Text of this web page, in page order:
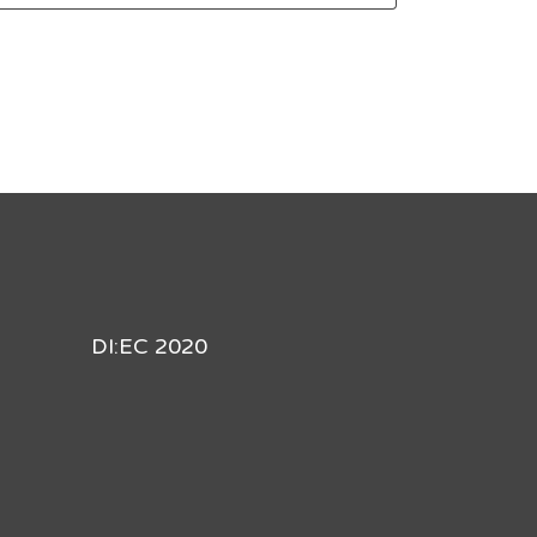
DI:EC 2020